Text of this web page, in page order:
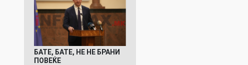
БАТЕ, БАТЕ, НЕ НЕ БРАНИ
ПОВЕЌЕ